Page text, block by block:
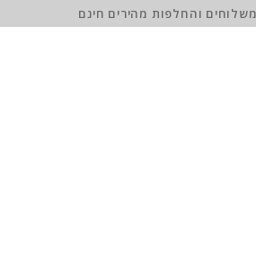
משלוחים והחלפות מהירים חינם